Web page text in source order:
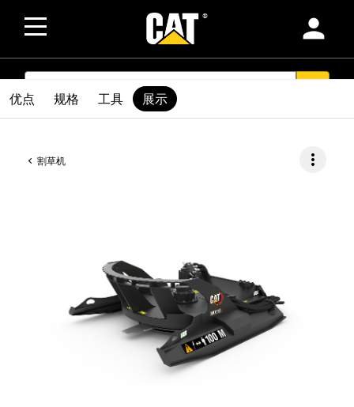
person
SEARCH
割草机 more_vert
优点 规格 工具 展示